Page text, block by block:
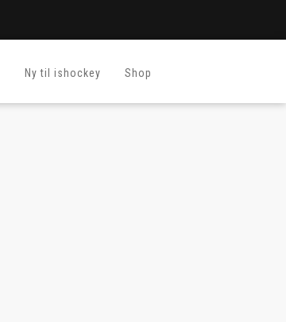
Ny til ishockey Shop